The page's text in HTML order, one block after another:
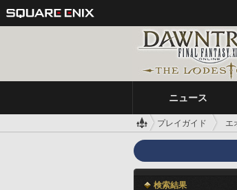
ニュース
プレイガイド エ
検索結果